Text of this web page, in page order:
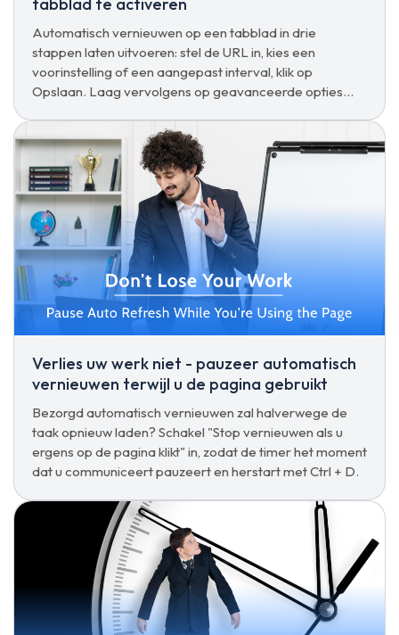
Automatisch vernieuwen op een tabblad in drie
stappen laten uitvoeren: stel de URL in, kies een
voorinstelling of een aangepast interval, klik op
Opslaan. Laag vervolgens op geavanceerde opties
Verlies uw werk niet - pauzeer automatisch
vernieuwen terwijl u de pagina gebruikt
Bezorgd automatisch vernieuwen zal halverwege de
taak opnieuw laden? Schakel "Stop vernieuwen als u
ergens op de pagina klikt" in, zodat de timer het moment
dat u communiceert pauzeert en herstart met Ctrl + D.